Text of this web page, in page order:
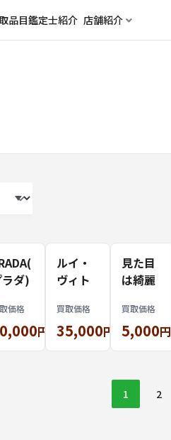
品目鑑定士紹介 店舗紹介
ダ)
風
画柄
ト
価格
円
ルイ・
ヴィト
グ 買取
モノグ
ラム バ
買取価格
35,000円
見た目
は綺麗
ど、中
はボロ
ボロ。
ヴィト
ン
買取価格
5,000円
1 2